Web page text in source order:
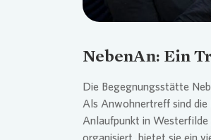
NebenAn: Ein
Die Begegnungsstätte
Als Anwohnertreff sind die
Anlaufpunkt in Westerfilde